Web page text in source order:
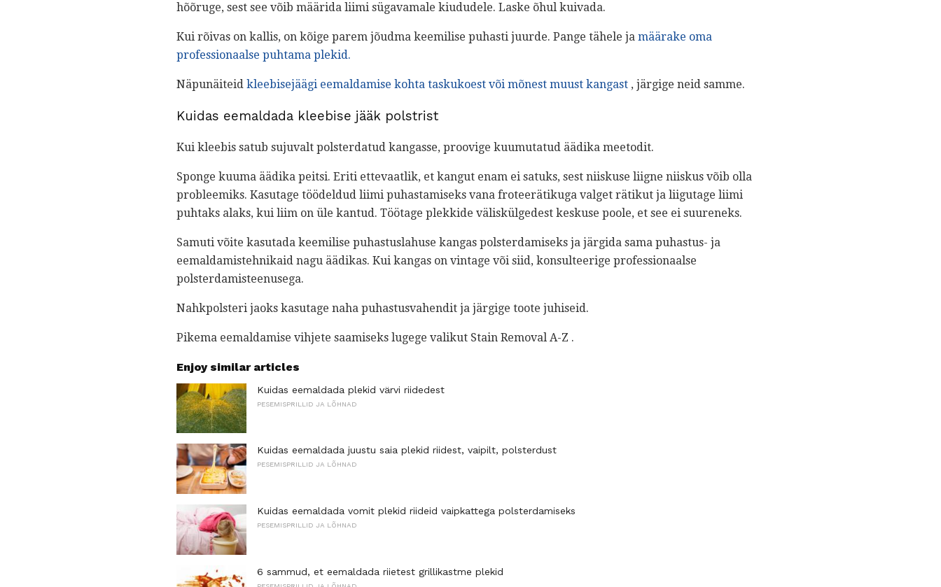
hõõruge, sest see võib määrida liimi sügavamale kiududele. Laske õhul kuivada.
Kui rõivas on kallis, on kõige parem jõudma keemilise puhasti juurde. Pange tähele ja määrake oma
professionaalse puhtama plekid.
Näpunäiteid kleebisejäägi eemaldamise kohta taskukoest või mõnest muust kangast , järgige neid samme.
Kuidas eemaldada kleebise jääk polstrist
Kui kleebis satub sujuvalt polsterdatud kangasse, proovige kuumutatud äädika meetodit.
Sponge kuuma äädika peitsi. Eriti ettevaatlik, et kangut enam ei satuks, sest niiskuse liigne niiskus võib olla
probleemiks. Kasutage töödeldud liimi puhastamiseks vana froteerätikuga valget rätikut ja liigutage liimi
puhtaks alaks, kui liim on üle kantud. Töötage plekkide väliskülgedest keskuse poole, et see ei suureneks.
Samuti võite kasutada keemilise puhastuslahuse kangas polsterdamiseks ja järgida sama puhastus- ja
eemaldamistehnikaid nagu äädikas. Kui kangas on vintage või siid, konsulteerige professionaalse
polsterdamisteenusega.
Nahkpolsteri jaoks kasutage naha puhastusvahendit ja järgige toote juhiseid.
Pikema eemaldamise vihjete saamiseks lugege valikut Stain Removal A-Z .
Enjoy similar articles
Kuidas eemaldada plekid värvi riidedest
PESEMISPRILLID JA LÕHNAD
Kuidas eemaldada juustu saia plekid riidest, vaipilt, polsterdust
PESEMISPRILLID JA LÕHNAD
Kuidas eemaldada vomit plekid riideid vaipkattega polsterdamiseks
PESEMISPRILLID JA LÕHNAD
6 sammud, et eemaldada riietest grillikastme plekid